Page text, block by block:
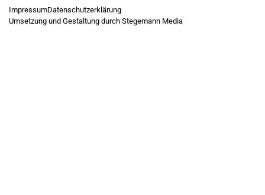
ImpressumDatenschutzerklärung
Umsetzung und Gestaltung durch Stegemann Media